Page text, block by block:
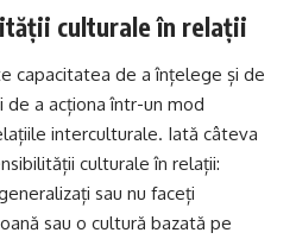
culturale în relații
capacitatea de a înțelege și de
de a acționa într-un mod
interculturale. Iată câteva
culturale în relații:
sau nu faceți
sau o cultură bazată pe